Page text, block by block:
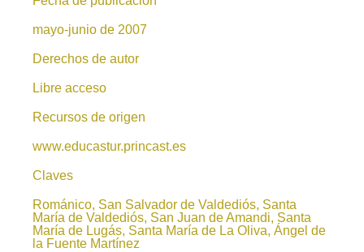
mayo-junio de 2007
Derechos de autor
Libre acceso
Recursos de origen
www.educastur.princast.es
Claves
Románico, San Salvador de Valdediós, Santa
María de Valdediós, San Juan de Amandi, Santa
María de Lugás, Santa María de La Oliva, Ángel de
la Fuente Martínez